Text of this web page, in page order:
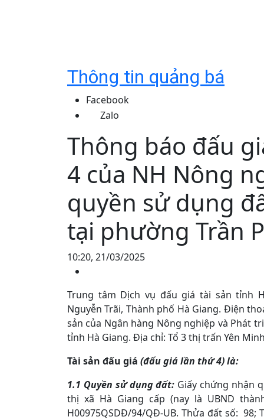
Thông tin quảng bá
Facebook
Zalo
Thông báo đấu
4 của NH Nông
quyền sử dụng
tại phường Trần
10:20, 21/03/2025
Trung tâm Dịch vụ đấu giá tài sản tỉnh
Nguyễn Trãi, Thành phố Hà Giang. Điện
sản của Ngân hàng Nông nghiệp và Phát
tỉnh Hà Giang. Địa chỉ: Tổ 3 thị trấn Yên
Tài sản đấu giá (đấu giá lần thứ 4) là:
1.1 Quyền sử dụng đất: Giấy chứng nhận
thị xã Hà Giang cấp (nay là UBND
H00975QSDĐ/94/QĐ-UB. Thửa đất số: